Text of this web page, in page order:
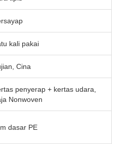
kali pakai
Cina
penyerap + kertas udara,
Nonwoven
dasar PE